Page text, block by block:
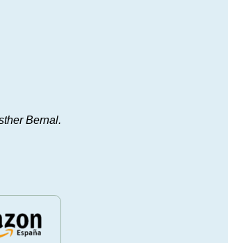
Bernal.